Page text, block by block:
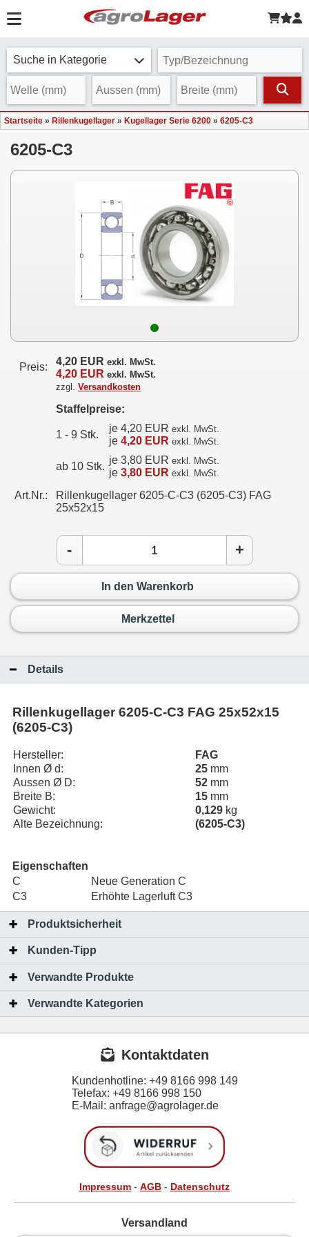
Suche in Kategorie
Startseite » Rillenkugellager » Kugellager Serie 6200 » 6205-C3
6205-C3
Preis: 4,20 EUR exkl. MwSt.
4,20 EUR exkl. MwSt.
zzgl. Versandkosten
Staffelpreise:
1 - 9 Stk.
je 4,20 EUR exkl. MwSt.
je 4,20 EUR exkl. MwSt.
ab 10 Stk.
je 3,80 EUR exkl. MwSt.
je 3,80 EUR exkl. MwSt.
Art.Nr.:
Rillenkugellager 6205-C-C3 (6205-C3) FAG
25x52x15
- +
In den Warenkorb
Merkzettel
Details
Rillenkugellager 6205-C-C3 FAG 25x52x15
(6205-C3)
Hersteller:
FAG
Innen Ø d:
25 mm
Aussen Ø D:
52 mm
Breite B:
15 mm
Gewicht:
0,129 kg
Alte Bezeichnung:
(6205-C3)
Eigenschaften
C
Neue Generation C
C3
Erhöhte Lagerluft C3
Produktsicherheit
Kunden-Tipp
Verwandte Produkte
Verwandte Kategorien
Kontaktdaten
Kundenhotline: +49 8166 998 149
Telefax: +49 8166 998 150
E-Mail: anfrage@agrolager.de
Impressum - AGB - Datenschutz
Versandland